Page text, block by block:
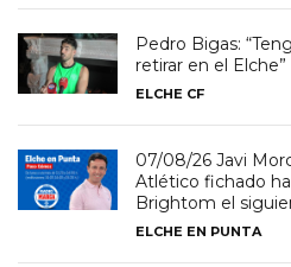
Pedro Bigas:
retirar en el Elche”
ELCHE CF
07/08/26 Javi
Atlético fichado
Brightom el
ELCHE EN PUNTA